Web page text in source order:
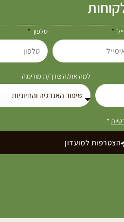
טלפון
למה את/ה צורך/ת מורינגה
*
הצטרפות למועדון